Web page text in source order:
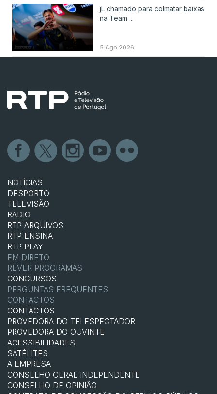
jL chamado para colmatar baixas
na Team ...
5 Ago 2026
NOTÍCIAS
DESPORTO
TELEVISÃO
RÁDIO
RTP ARQUIVOS
RTP ENSINA
RTP PLAY
EM DIRETO
REVER PROGRAMAS
CONCURSOS
PERGUNTAS FREQUENTES
CONTACTOS
CONTACTOS
PROVEDORA DO TELESPECTADOR
PROVEDORA DO OUVINTE
ACESSIBILIDADES
SATÉLITES
A EMPRESA
CONSELHO GERAL INDEPENDENTE
CONSELHO DE OPINIÃO